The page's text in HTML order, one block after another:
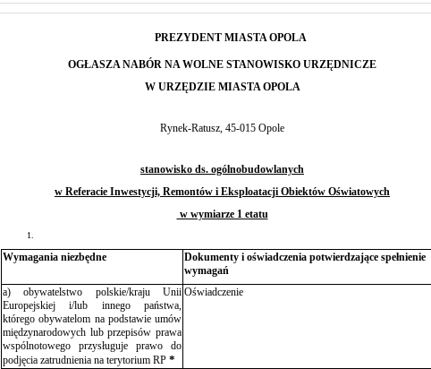
PREZYDENT MIASTA OPOLA
OGŁASZA NABÓR NA WOLNE STANOWISKO URZĘDNICZE
W URZĘDZIE MIASTA OPOLA
Rynek-Ratusz, 45-015 Opole
stanowisko ds. ogólnobudowlanych
w Referacie Inwestycji, Remontów i Eksploatacji Obiektów Oświatowych
w wymiarze 1 etatu
Wymagania niezbędne
Dokumenty i oświadczenia potwierdzające spełnienie
wymagań
a) obywatelstwo polskie/kraju Unii
Europejskiej i/lub innego państwa,
którego obywatelom na podstawie umów
międzynarodowych lub przepisów prawa
wspólnotowego przysługuje prawo do
podjęcia zatrudnienia na terytorium RP *
Oświadczenie